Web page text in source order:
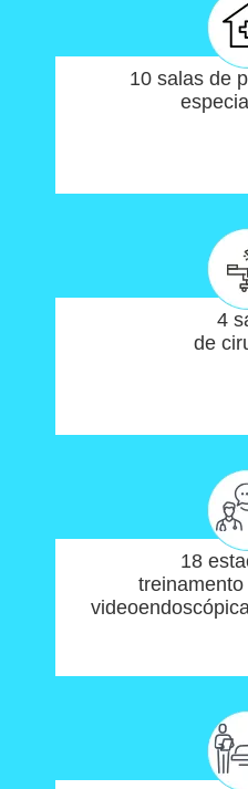
10 salas de
4
de
18